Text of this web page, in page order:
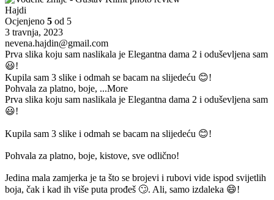
Hajdi
Ocjenjeno 5 od 5
3 travnja, 2023
nevena.hajdin@gmail.com
Prva slika koju sam naslikala je Elegantna dama 2 i oduševljena sam
😃!
Kupila sam 3 slike i odmah se bacam na slijedeću 😊!
Pohvala za platno, boje, ...More
Prva slika koju sam naslikala je Elegantna dama 2 i oduševljena sam
😃!
Kupila sam 3 slike i odmah se bacam na slijedeću 😊!
Pohvala za platno, boje, kistove, sve odlično!
Jedina mala zamjerka je ta što se brojevi i rubovi vide ispod svijetlih
boja, čak i kad ih više puta prođeš 🙄. Ali, samo izdaleka 😄!